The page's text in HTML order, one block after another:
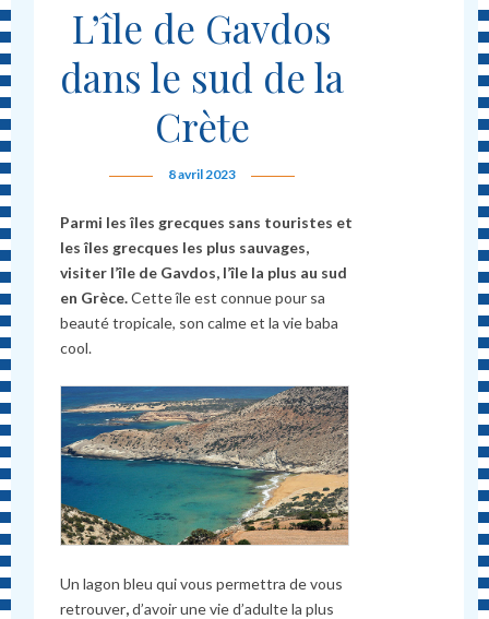
L’île de Gavdos
dans le sud de la
Crète
8 avril 2023
Parmi les îles grecques sans touristes et
les îles grecques les plus sauvages,
visiter l’île de Gavdos, l’île la plus au sud
en Grèce.Cette île est connue pour sa
beauté tropicale, son calme et la vie baba
cool.
Un lagon bleu qui vous permettra de vous
retrouver,d’avoir une vie d’adulte la plus